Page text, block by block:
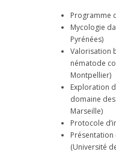
Programme
Mycologie
Pyrénées)
Valorisation
nématode
Montpellier)
Exploration
domaine
Marseille)
Protocole
Présentation
(Université